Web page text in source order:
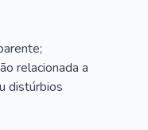
relacionada a
distúrbios